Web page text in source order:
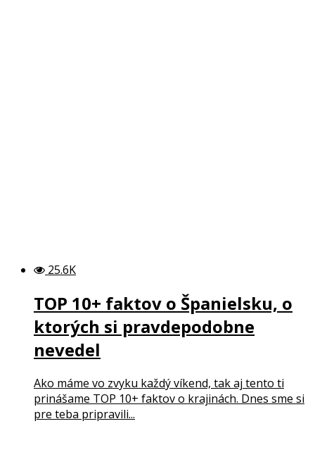
25.6K
TOP 10+ faktov o Španielsku, o
ktorých si pravdepodobne
nevedel
Ako máme vo zvyku každý víkend, tak aj tento ti
prinášame TOP 10+ faktov o krajinách. Dnes sme si
pre teba pripravili...